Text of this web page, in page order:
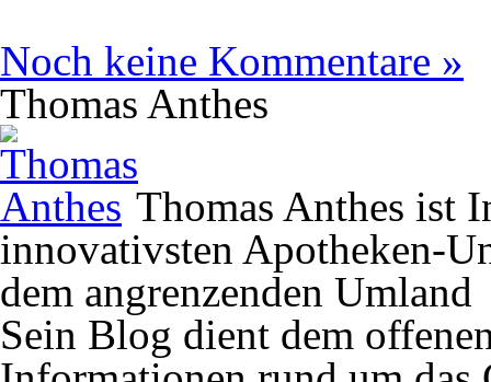
Noch keine Kommentare »
Thomas Anthes
Thomas Anthes ist
innovativsten Apotheken-
dem angrenzenden Umland
Sein Blog dient dem